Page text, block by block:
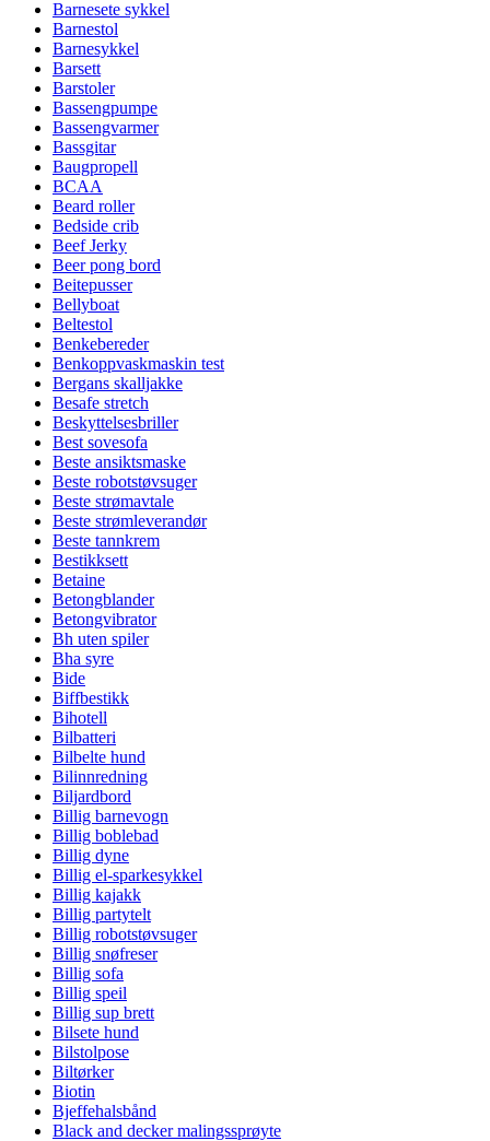
Barnesete sykkel
Barnestol
Barnesykkel
Barsett
Barstoler
Bassengpumpe
Bassengvarmer
Bassgitar
Baugpropell
BCAA
Beard roller
Bedside crib
Beef Jerky
Beer pong bord
Beitepusser
Bellyboat
Beltestol
Benkebereder
Benkoppvaskmaskin test
Bergans skalljakke
Besafe stretch
Beskyttelsesbriller
Best sovesofa
Beste ansiktsmaske
Beste robotstøvsuger
Beste strømavtale
Beste strømleverandør
Beste tannkrem
Bestikksett
Betaine
Betongblander
Betongvibrator
Bh uten spiler
Bha syre
Bide
Biffbestikk
Bihotell
Bilbatteri
Bilbelte hund
Bilinnredning
Biljardbord
Billig barnevogn
Billig boblebad
Billig dyne
Billig el-sparkesykkel
Billig kajakk
Billig partytelt
Billig robotstøvsuger
Billig snøfreser
Billig sofa
Billig speil
Billig sup brett
Bilsete hund
Bilstolpose
Biltørker
Biotin
Bjeffehalsbånd
Black and decker malingssprøyte